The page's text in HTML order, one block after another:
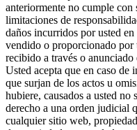
anteriormente no cumple con
limitaciones de
daños incurridos por usted
vendido o proporcionado por
recibido a través o
Usted acepta que en caso de
que surjan de los actos u
hubiere, causados a usted no
derecho a una orden judicial
cualquier sitio web,